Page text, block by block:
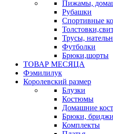
Пижамы,
Рубашки
Спортивные
Трусы,
Футболки
Брюки,шорты
ТОВАР МЕСЯЦА
Фэмилилук
Королевский размер
Блузки
Костюмы
Домашние
Брюки,
Комплекты